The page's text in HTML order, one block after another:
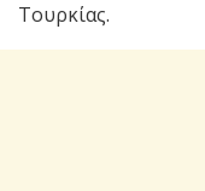
Τουρκίας.